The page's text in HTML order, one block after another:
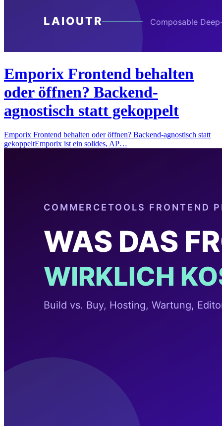
Emporix Frontend behalten
oder öffnen? Backend-
agnostisch statt gekoppelt
Emporix Frontend behalten oder öffnen? Backend-agnostisch statt
gekoppeltEmporix ist ein solides, AP…